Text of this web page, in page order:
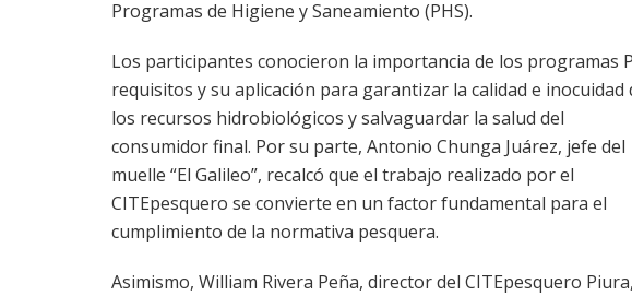
Programas de Higiene y Saneamiento (PHS).
Los participantes conocieron la importancia de los programas
requisitos y su aplicación para garantizar la calidad e inocuidad
los recursos hidrobiológicos y salvaguardar la salud del
consumidor final. Por su parte, Antonio Chunga Juárez, jefe del
muelle “El Galileo”, recalcó que el trabajo realizado por el
CITEpesquero se convierte en un factor fundamental para el
cumplimiento de la normativa pesquera.
Asimismo, William Rivera Peña, director del CITEpesquero